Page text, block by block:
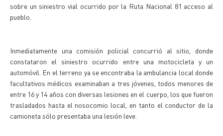
sobre un siniestro vial ocurrido por la Ruta Nacional 81 acceso al
pueblo.
Inmediatamente una comisión policial concurrió al sitio, donde
constataron el siniestro ocurrido entre una motocicleta y un
automóvil. En el terreno ya se encontraba la ambulancia local donde
facultativos médicos examinaban a tres jóvenes, todos menores de
entre 16 y 14 años con diversas lesiones en el cuerpo, los que fueron
trasladados hasta el nosocomio local, en tanto el conductor de la
camioneta sólo presentaba una lesión leve.